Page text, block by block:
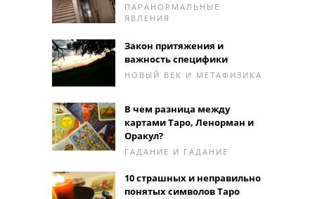
ПАРАНОРМАЛЬНЫЕ
ЯВЛЕНИЯ
Закон притяжения и
важность специфики
НОВЫЙ ВЕК И МЕТАФИЗИКА
В чем разница между
картами Таро, Ленорман и
Оракул?
ГАДАНИЕ И ГАДАНИЕ
10 страшных и неправильно
понятых символов Таро